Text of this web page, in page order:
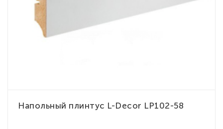
Напольный плинтус L-Decor LP102-58